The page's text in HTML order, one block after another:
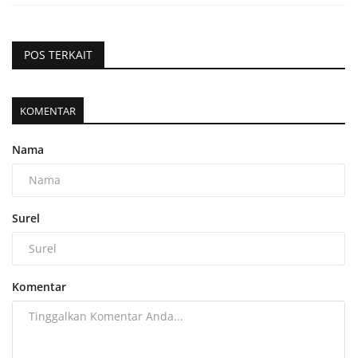
POS TERKAIT
KOMENTAR
Nama
Surel
Komentar